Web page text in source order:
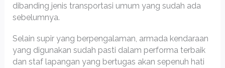
dibanding jenis transportasi umum yang sudah ada
sebelumnya.
Selain supir yang berpengalaman, armada kendaraan
yang digunakan sudah pasti dalam performa terbaik
dan staf lapangan yang bertugas akan sepenuh hati